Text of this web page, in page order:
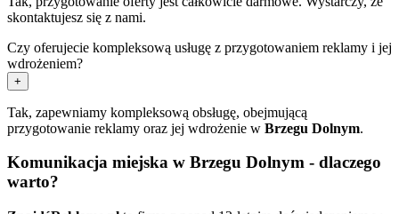
skontaktujesz się z nami.
Czy oferujecie kompleksową usługę z przygotowaniem reklamy i jej
wdrożeniem?
+
Tak, zapewniamy kompleksową obsługę, obejmującą
przygotowanie reklamy oraz jej wdrożenie w Brzegu Dolnym.
Komunikacja miejska w Brzegu Dolnym - dlaczego
warto?